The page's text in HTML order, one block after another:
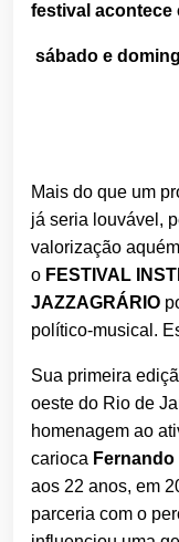
festival acontece
sábado e
Mais do que um
já seria louvável,
valorização
o FESTIVAL
JAZZAGRÁRIO
político-musical.
Sua primeira
oeste do Rio de
homenagem ao
carioca Fernando
aos 22 anos, em
parceria com o